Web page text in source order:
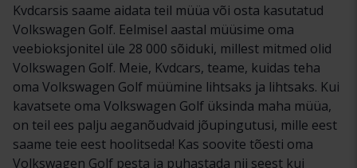
Kvdcarsis saame aidata teil müüa või osta kasutatud
Volkswagen Golf. Eelmisel aastal müüsime oma
veebioksjonitel üle 28 000 sõiduki, millest mitmed olid
Volkswagen Golf. Meie, Kvdcars, teame, kuidas teha
oma Volkswagen Golf müümine lihtsaks ja lihtsaks. Kui
kavatsete oma Volkswagen Golf üksinda maha müüa,
on teil ees palju aeganõudvaid jõupingutusi, mille eest
saame teie eest hoolitseda! Kas soovite tõesti oma
Volkswagen Golf pesta ja puhastada nii seest kui